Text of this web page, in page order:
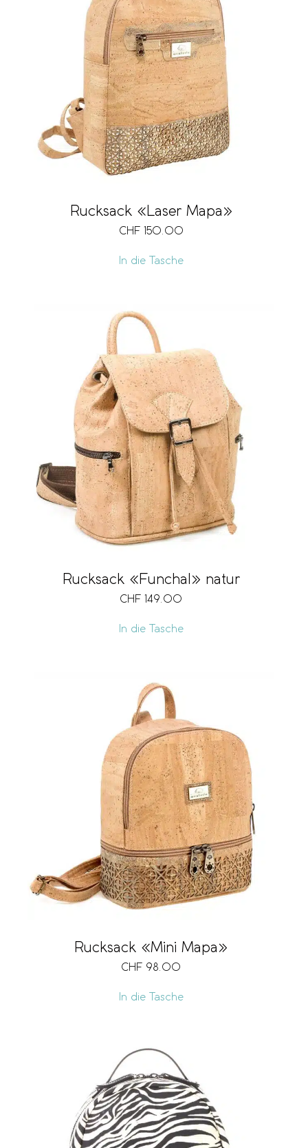
Rucksack «Laser Mapa»
CHF 150.00
In die Tasche
Rucksack «Funchal» natur
CHF 149.00
In die Tasche
Rucksack «Mini Mapa»
CHF 98.00
In die Tasche